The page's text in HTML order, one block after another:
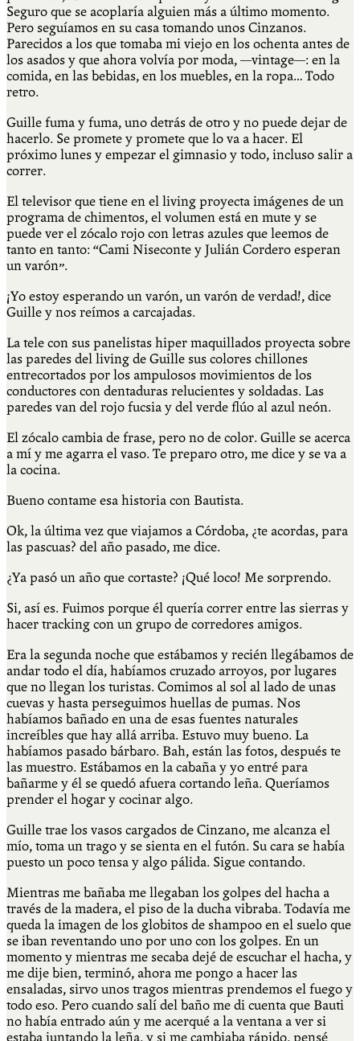
Seguro que se acoplaría alguien más a último momento.
Pero seguíamos en su casa tomando unos Cinzanos.
Parecidos a los que tomaba mi viejo en los ochenta antes de
los asados y que ahora volvía por moda, —vintage—: en la
comida, en las bebidas, en los muebles, en la ropa… Todo
retro.
Guille fuma y fuma, uno detrás de otro y no puede dejar de
hacerlo. Se promete y promete que lo va a hacer. El
próximo lunes y empezar el gimnasio y todo, incluso salir a
correr.
El televisor que tiene en el living proyecta imágenes de un
programa de chimentos, el volumen está en mute y se
puede ver el zócalo rojo con letras azules que leemos de
tanto en tanto: “Cami Niseconte y Julián Cordero esperan
un varón”.
¡Yo estoy esperando un varón, un varón de verdad!, dice
Guille y nos reímos a carcajadas.
La tele con sus panelistas hiper maquillados proyecta sobre
las paredes del living de Guille sus colores chillones
entrecortados por los ampulosos movimientos de los
conductores con dentaduras relucientes y soldadas. Las
paredes van del rojo fucsia y del verde flúo al azul neón.
El zócalo cambia de frase, pero no de color. Guille se acerca
a mí y me agarra el vaso. Te preparo otro, me dice y se va a
la cocina.
Bueno contame esa historia con Bautista.
Ok, la última vez que viajamos a Córdoba, ¿te acordas, para
las pascuas? del año pasado, me dice.
¿Ya pasó un año que cortaste? ¡Qué loco! Me sorprendo.
Si, así es. Fuimos porque él quería correr entre las sierras y
hacer tracking con un grupo de corredores amigos.
Era la segunda noche que estábamos y recién llegábamos de
andar todo el día, habíamos cruzado arroyos, por lugares
que no llegan los turistas. Comimos al sol al lado de unas
cuevas y hasta perseguimos huellas de pumas. Nos
habíamos bañado en una de esas fuentes naturales
increíbles que hay allá arriba. Estuvo muy bueno. La
habíamos pasado bárbaro. Bah, están las fotos, después te
las muestro. Estábamos en la cabaña y yo entré para
bañarme y él se quedó afuera cortando leña. Queríamos
prender el hogar y cocinar algo.
Guille trae los vasos cargados de Cinzano, me alcanza el
mío, toma un trago y se sienta en el futón. Su cara se había
puesto un poco tensa y algo pálida. Sigue contando.
Mientras me bañaba me llegaban los golpes del hacha a
través de la madera, el piso de la ducha vibraba. Todavía me
queda la imagen de los globitos de shampoo en el suelo que
se iban reventando uno por uno con los golpes. En un
momento y mientras me secaba dejé de escuchar el hacha, y
me dije bien, terminó, ahora me pongo a hacer las
ensaladas, sirvo unos tragos mientras prendemos el fuego y
todo eso. Pero cuando salí del baño me di cuenta que Bauti
no había entrado aún y me acerqué a la ventana a ver si
estaba juntando la leña, y si me cambiaba rápido, pensé